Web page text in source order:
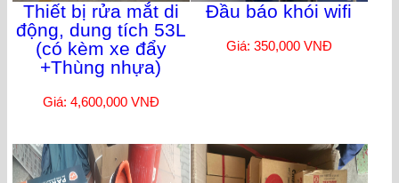
Thiết bị rửa mắt di
động, dung tích 53L
(có kèm xe đẩy
+Thùng nhựa)
Giá: 4,600,000 VNĐ
Đầu báo khói wifi
Giá: 350,000 VNĐ